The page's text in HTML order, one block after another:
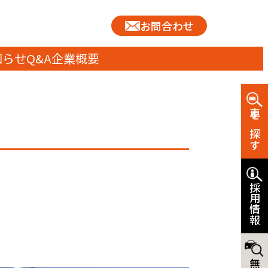
お問合わせ
せQ&A企業概要
車を探す
採用情報